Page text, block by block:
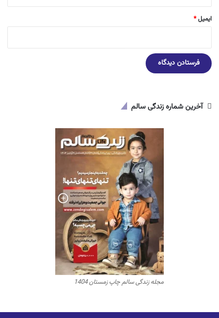
ایمیل*
آخرین شماره زندگی سالم
مجله زندگی سالم چاپ زمستان 1404